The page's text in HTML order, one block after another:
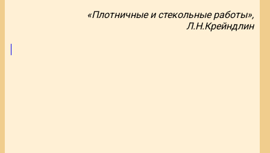
«Плотничные и стекольные работы»,
Л.Н.Крейндлин